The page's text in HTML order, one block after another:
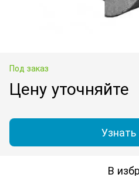
Под заказ
Цену уточняйте
Узнать
В